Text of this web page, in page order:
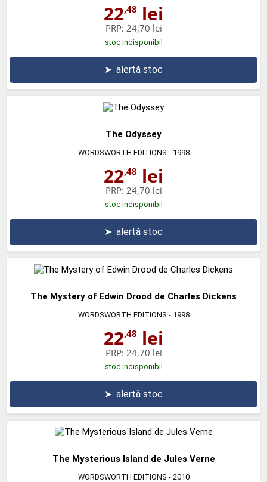
22,48 lei
PRP: 24,70 lei
stoc indisponibil
➤ alertă stoc
The Odyssey
WORDSWORTH EDITIONS - 1998
22,48 lei
PRP: 24,70 lei
stoc indisponibil
➤ alertă stoc
The Mystery of Edwin Drood de Charles Dickens
WORDSWORTH EDITIONS - 1998
22,48 lei
PRP: 24,70 lei
stoc indisponibil
➤ alertă stoc
The Mysterious Island de Jules Verne
WORDSWORTH EDITIONS - 2010